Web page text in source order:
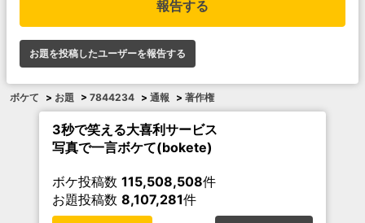
報告する
お題を投稿したユーザーを報告する
ボケて > お題 > 7844234 > 通報 > 著作権
3秒で笑える大喜利サービス
写真で一言ボケて(bokete)
ボケ投稿数 115,508,508件
お題投稿数 8,107,281件